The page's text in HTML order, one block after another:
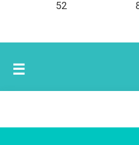
52
☰